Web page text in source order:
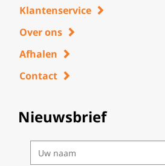
Klantenservice
Over ons
Afhalen
Contact
Nieuwsbrief